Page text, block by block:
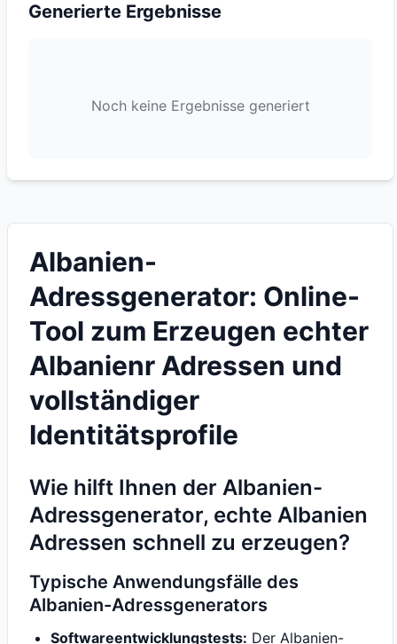
Generierte Ergebnisse
Noch keine Ergebnisse generiert
Albanien-
Adressgenerator: Online-
Tool zum Erzeugen echter
Albanienr Adressen und
vollständiger
Identitätsprofile
Wie hilft Ihnen der Albanien-
Adressgenerator, echte Albanien
Adressen schnell zu erzeugen?
Typische Anwendungsfälle des
Albanien-Adressgenerators
Softwareentwicklungstests: Der Albanien-